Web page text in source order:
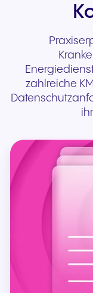
zahlreiche